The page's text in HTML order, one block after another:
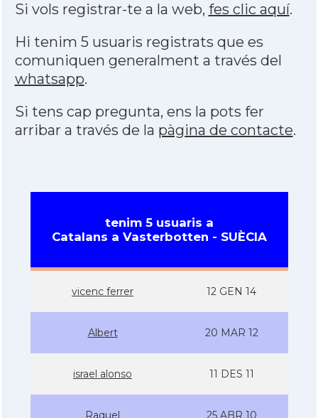
Si vols registrar-te a la web, fes clic aquí.
Hi tenim 5 usuaris registrats que es
comuniquen generalment a través del
whatsapp.
Si tens cap pregunta, ens la pots fer
arribar a través de la pàgina de contacte.
tenim 5 usuaris a
Catalans a Vasterbotten - SUÈCIA
vicenc ferrer 12 GEN 14
Albert 20 MAR 12
israel alonso 11 DES 11
Raquel 25 ABR 10